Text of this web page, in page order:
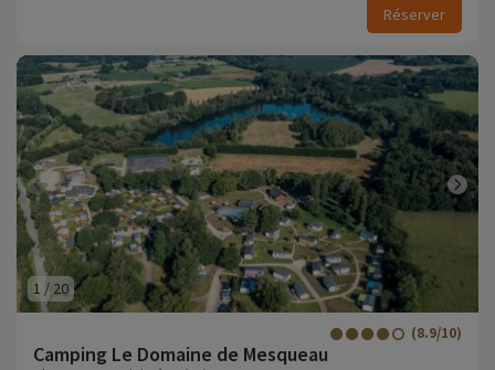
Réserver
1 / 20
Camping Le Domaine de Mesqueau
(8.9/10)